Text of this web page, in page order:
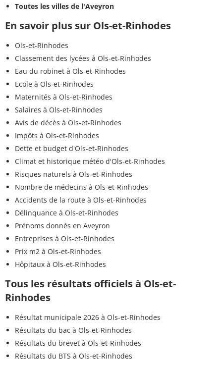
Toutes les villes de l'Aveyron
En savoir plus sur Ols-et-Rinhodes
Ols-et-Rinhodes
Classement des lycées à Ols-et-Rinhodes
Eau du robinet à Ols-et-Rinhodes
Ecole à Ols-et-Rinhodes
Maternités à Ols-et-Rinhodes
Salaires à Ols-et-Rinhodes
Avis de décès à Ols-et-Rinhodes
Impôts à Ols-et-Rinhodes
Dette et budget d'Ols-et-Rinhodes
Climat et historique météo d'Ols-et-Rinhodes
Risques naturels à Ols-et-Rinhodes
Nombre de médecins à Ols-et-Rinhodes
Accidents de la route à Ols-et-Rinhodes
Délinquance à Ols-et-Rinhodes
Prénoms donnés en Aveyron
Entreprises à Ols-et-Rinhodes
Prix m2 à Ols-et-Rinhodes
Hôpitaux à Ols-et-Rinhodes
Tous les résultats officiels à Ols-et-
Rinhodes
Résultat municipale 2026 à Ols-et-Rinhodes
Résultats du bac à Ols-et-Rinhodes
Résultats du brevet à Ols-et-Rinhodes
Résultats du BTS à Ols-et-Rinhodes